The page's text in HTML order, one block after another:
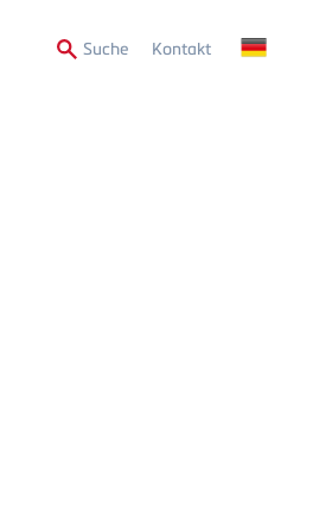
SucheSecondary
Kontakt